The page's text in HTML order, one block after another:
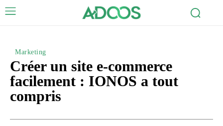
Marketing
Créer un site e-commerce
facilement : IONOS a tout
compris